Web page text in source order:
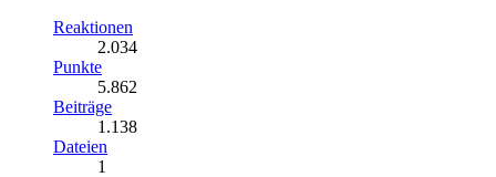
Reaktionen
2.034
Punkte
5.862
Beiträge
1.138
Dateien
1